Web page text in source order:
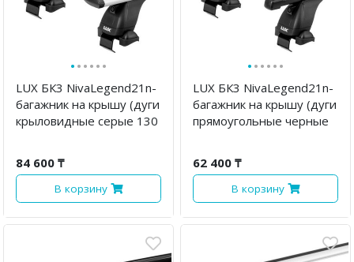
······
LUX БК3 NivaLegend21n-
багажник на крышу (дуги
крыловидные серые 130
84 600 ₸
В корзину
······
LUX БК3 NivaLegend21n-
багажник на крышу (дуги
прямоугольные черные
62 400 ₸
В корзину